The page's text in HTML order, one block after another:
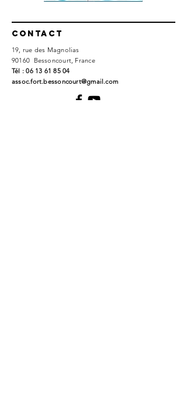
Contact
19, rue des Magnolias
90160 Bessoncourt, France
​Tél :06 13 61 85 04
assoc.fort.bessoncourt@gmail.com